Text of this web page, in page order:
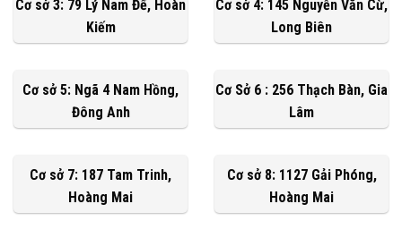
Cơ sở 3: 79 Lý Nam Đế, Hoàn
Kiếm
Cơ sở 4: 145 Nguyễn Văn Cừ,
Long Biên
Cơ sở 5: Ngã 4 Nam Hồng,
Đông Anh
Cơ Sở 6 : 256 Thạch Bàn, Gia
Lâm
Cơ sở 7: 187 Tam Trinh,
Hoàng Mai
Cơ sở 8: 1127 Gải Phóng,
Hoàng Mai